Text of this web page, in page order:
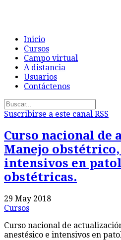
Inicio
Cursos
Campo virtual
A distancia
Usuarios
Contáctenos
Suscribirse a este canal RSS
Curso nacional de
Manejo obstétrico,
intensivos en
obstétricas.
29 May 2018
Cursos
Curso nacional de
anestésico e intensivos en